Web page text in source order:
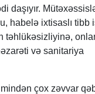
daşıyır.
habelə ixtisaslı tibb
təhlükəsizliyinə,
və sanitariya
çox zəvvar